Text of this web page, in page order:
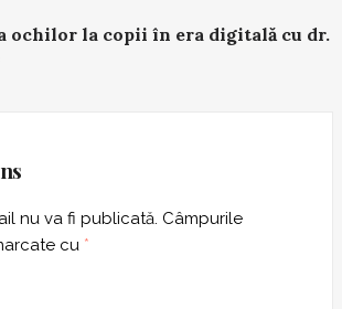
ochilor la copii în era digitală cu dr.
nu va fi publicată. Câmpurile
cu *